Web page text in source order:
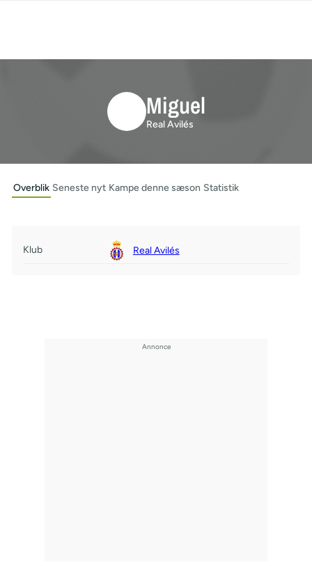
Miguel
Real Avilés
Overblik Seneste nyt Kampe denne sæson Statistik
Klub Real Avilés